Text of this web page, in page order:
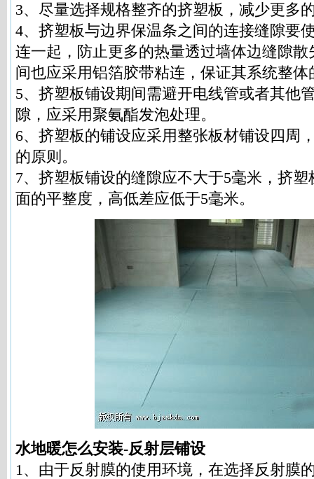
3、尽量选择规格整齐的挤塑板，减少更多
4、挤塑板与边界保温条之间的连接缝隙要
连一起，防止更多的热量透过墙体边缝隙
间也应采用铝箔胶带粘连，保证其系统整体
5、挤塑板铺设期间需避开电线管或者其他
隙，应采用聚氨酯发泡处理。
6、挤塑板的铺设应采用整张板材铺设四周
的原则。
7、挤塑板铺设的缝隙应不大于5毫米，挤
面的平整度，高低差应低于5毫米。
水地暖怎么安装-反射层铺设
1、由于反射膜的使用环境，在选择反射膜